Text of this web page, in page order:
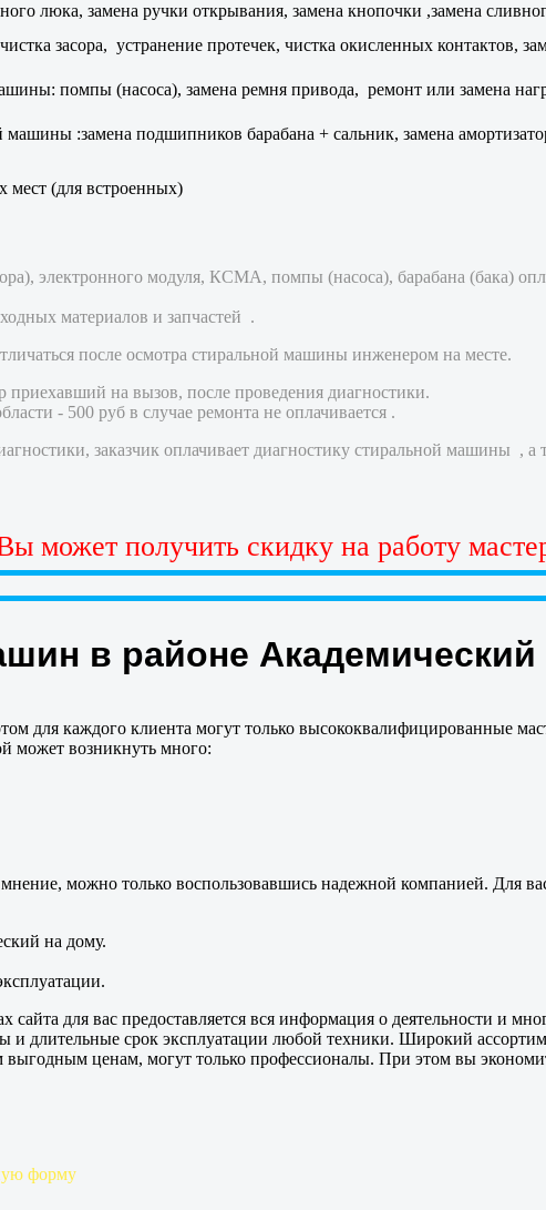
люка, замена ручки открывания, замена кнопочки ,замена
засора, устранение протечек, чистка окисленных контактов,
помпы (насоса), замена ремня привода, ремонт или замена
:замена подшипников барабана + сальник, замена
мест (для встроенных)
электронного модуля, КСМА, помпы (насоса), барабана (бака)
материалов и запчастей .
после осмотра стиральной машины инженером на месте.
приехавший на вызов, после проведения диагностики.
- 500 руб в случае ремонта не оплачивается .
заказчик оплачивает диагностику стиральной машины ,
может получить скидку на работу
в районе
для каждого клиента могут только высококвалифицированные
может возникнуть много:
можно только воспользовавшись надежной компанией. Для
на дому.
для вас предоставляется вся информация о деятельности и
и длительные срок эксплуатации любой техники. Широкий
ценам, могут только профессионалы. При этом вы
форму